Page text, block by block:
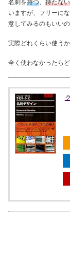
名刺を持つ、 持たない
いますが、フリーに
意してみるのもいい
実際どれくらい使う
全く使わなかったらど